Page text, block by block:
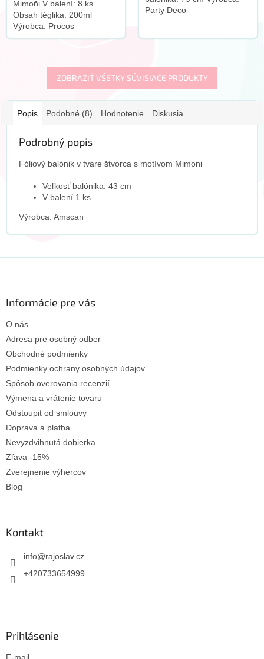
Mimoňi V balení: 8 ks
Obsah téglika: 200ml
Výrobca: Procos
Party Deco
ZOBRAZIŤ VŠETKY SÚVISIACE PRODUKTY
Popis Podobné (8) Hodnotenie Diskusia
Podrobný popis
Fóliový balónik v tvare štvorca s motívom Mimoni
Veľkosť balónika: 43 cm
V balení 1 ks
Výrobca: Amscan
Informácie pre vás
O nás
Adresa pre osobný odber
Obchodné podmienky
Podmienky ochrany osobných údajov
Spôsob overovania recenzií
Výmena a vrátenie tovaru
Odstoupit od smlouvy
Doprava a platba
Nevyzdvihnutá dobierka
Zľava -15%
Zverejnenie výhercov
Blog
Kontakt
info@rajoslav.cz
+420733654999
Prihlásenie